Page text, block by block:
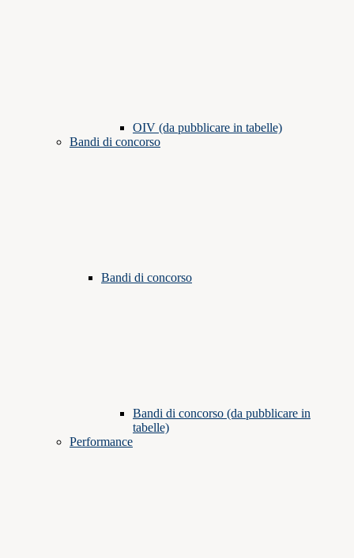
OIV (da pubblicare in tabelle)
Bandi di concorso
Bandi di concorso
Bandi di concorso (da pubblicare in
tabelle)
Performance